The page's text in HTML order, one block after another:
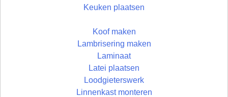
Keuken plaatsen
Koof maken
Lambrisering maken
Laminaat
Latei plaatsen
Loodgieterswerk
Linnenkast monteren